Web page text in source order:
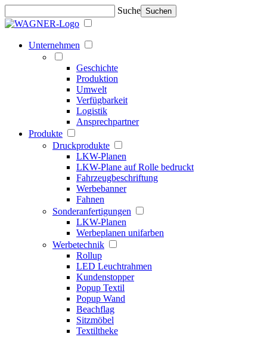
Suche Suchen
Unternehmen
Geschichte
Produktion
Umwelt
Verfügbarkeit
Logistik
Ansprechpartner
Produkte
Druckprodukte
LKW-Planen
LKW-Plane auf Rolle bedruckt
Fahrzeugbeschriftung
Werbebanner
Fahnen
Sonderanfertigungen
LKW-Planen
Werbeplanen unifarben
Werbetechnik
Rollup
LED Leuchtrahmen
Kundenstopper
Popup Textil
Popup Wand
Beachflag
Sitzmöbel
Textiltheke